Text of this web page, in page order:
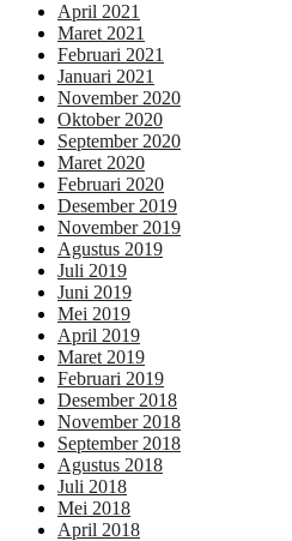
April 2021
Maret 2021
Februari 2021
Januari 2021
November 2020
Oktober 2020
September 2020
Maret 2020
Februari 2020
Desember 2019
November 2019
Agustus 2019
Juli 2019
Juni 2019
Mei 2019
April 2019
Maret 2019
Februari 2019
Desember 2018
November 2018
September 2018
Agustus 2018
Juli 2018
Mei 2018
April 2018